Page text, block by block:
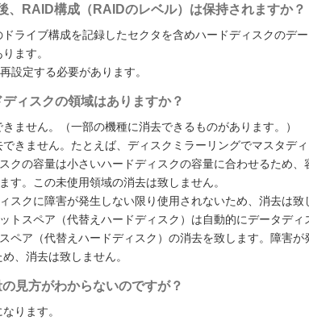
RAID構成（RAIDのレベル）は保持されますか？
ライブ構成を記録したセクタを含めハードディスクのデー
ます。
設定する必要があります。
ィスクの領域はありますか？
ません。（一部の機種に消去できるものがあります。）
きません。たとえば、ディスクミラーリングでマスタディ
クの容量は小さいハードディスクの容量に合わせるため、
。この未使用領域の消去は致しません。
スクに障害が発生しない限り使用されないため、消去は致
トスペア（代替えハードディスク）は自動的にデータディ
ペア（代替えハードディスク）の消去を致します。障害が
、消去は致しません。
見方がわからないのですが？
ります。